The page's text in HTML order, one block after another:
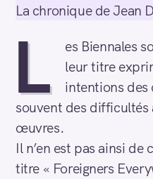
La chronique de Jean
L
es Biennales
leur titre
intentions des
souvent des difficultés
œuvres.
Il n’en est pas ainsi de
titre « Foreigners